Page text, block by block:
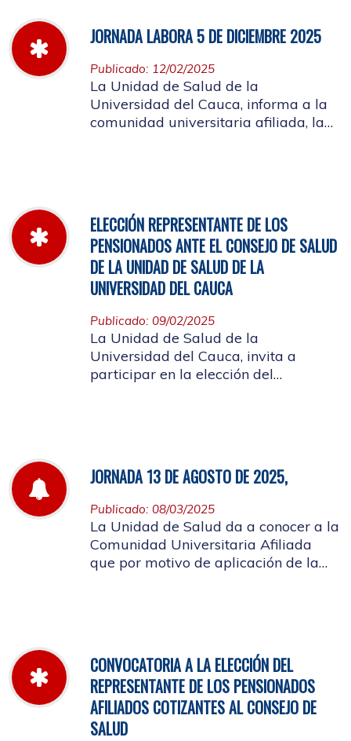
JORNADA LABORA 5 DE DICIEMBRE 2025
Publicado: 12/02/2025
La Unidad de Salud de la
Universidad del Cauca, informa a la
comunidad universitaria afiliada, la
ELECCIÓN REPRESENTANTE DE LOS
PENSIONADOS ANTE EL CONSEJO DE SALUD
DE LA UNIDAD DE SALUD DE LA
UNIVERSIDAD DEL CAUCA
Publicado: 09/02/2025
La Unidad de Salud de la
Universidad del Cauca, invita a
participar en la elección del
JORNADA 13 DE AGOSTO DE 2025,
Publicado: 08/03/2025
La Unidad de Salud da a conocer a la
Comunidad Universitaria Afiliada
que por motivo de aplicación de la
CONVOCATORIA A LA ELECCIÓN DEL
REPRESENTANTE DE LOS PENSIONADOS
AFILIADOS COTIZANTES AL CONSEJO DE
SALUD